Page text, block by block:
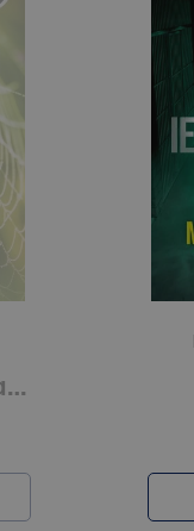
Zīda neceļi. Vakara romāns